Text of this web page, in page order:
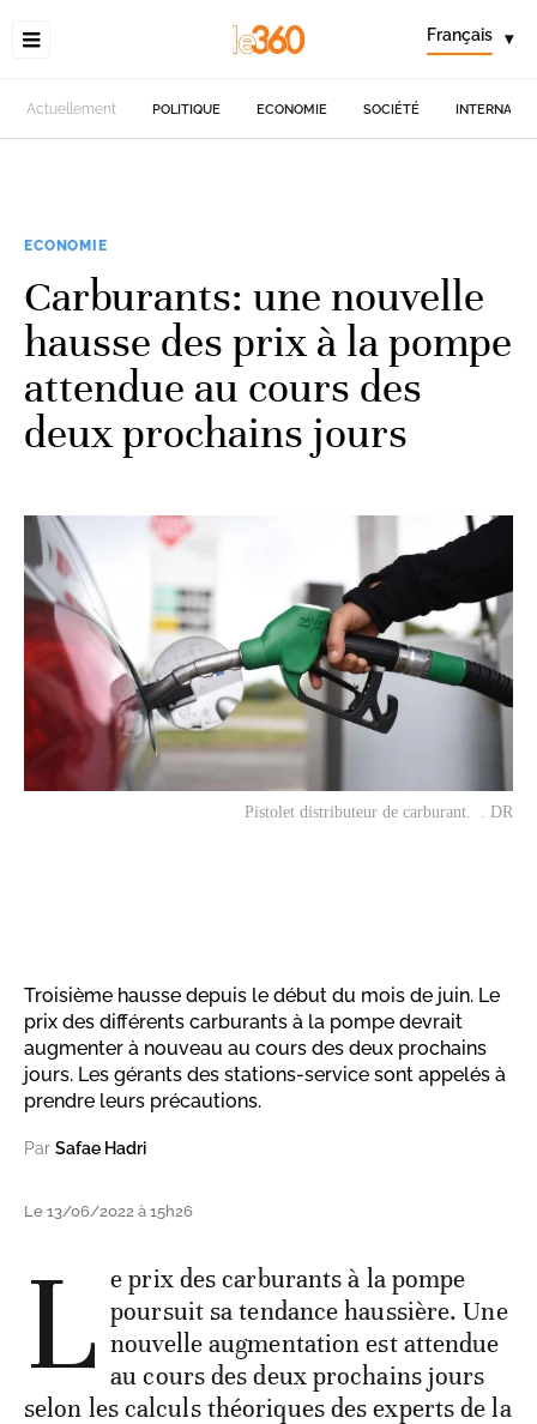
Français ▾
Actuellement POLITIQUE ECONOMIE SOCIÉTÉ
ECONOMIE
Carburants: une nouvelle
hausse des prix à la pompe
attendue au cours des
deux prochains jours
Pistolet distributeur de carburant. . DR
Troisième hausse depuis le début du mois de juin. Le
prix des différents carburants à la pompe devrait
augmenter à nouveau au cours des deux prochains
jours. Les gérants des stations-service sont appelés à
prendre leurs précautions.
Par Safae Hadri
Le 13/06/2022 à 15h26
L e prix des carburants à la pompe
poursuit sa tendance haussière. Une
nouvelle augmentation est attendue
au cours des deux prochains jours
selon les calculs théoriques des experts de la